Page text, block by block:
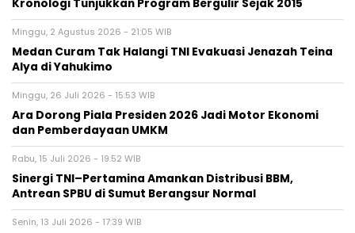
Kronologi Tunjukkan Program Bergulir Sejak 2015
Minggu, 2 Agustus 2026 - 21:05 WIB
Medan Curam Tak Halangi TNI Evakuasi Jenazah Teina
Alya di Yahukimo
Minggu, 26 Juli 2026 - 15:53 WIB
Ara Dorong Piala Presiden 2026 Jadi Motor Ekonomi
dan Pemberdayaan UMKM
Rabu, 15 Juli 2026 - 19:52 WIB
Sinergi TNI–Pertamina Amankan Distribusi BBM,
Antrean SPBU di Sumut Berangsur Normal
Senin, 13 Juli 2026 - 17:39 WIB